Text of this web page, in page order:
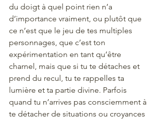
du doigt à quel point rien n’a
d’importance vraiment, ou plutôt que
ce n’est que le jeu de tes multiples
personnages, que c’est ton
expérimentation en tant qu’être
charnel, mais que si tu te détaches et
prend du recul, tu te rappelles ta
lumière et ta partie divine. Parfois
quand tu n’arrives pas consciemment à
te détacher de situations ou croyances